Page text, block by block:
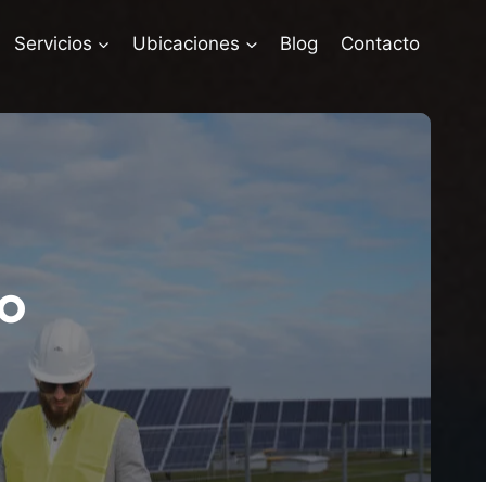
Servicios Ubicaciones Blog Contacto